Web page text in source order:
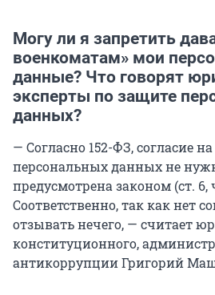
Могу ли я запретить
военкоматам» мои
данные? Что говорят
эксперты по защите
данных?
— Согласно 152-ФЗ, согласие
персональных данных не
предусмотрена законом (ст. 6,
Соответственно, так как нет
отзывать нечего, — считает
конституционного,
антикоррупции Григорий